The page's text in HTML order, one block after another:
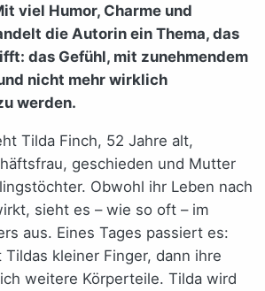
viel Humor, Charme und
die Autorin ein Thema, das
das Gefühl, mit zunehmendem
nicht mehr wirklich
werden.
Tilda Finch, 52 Jahre alt,
geschieden und Mutter
Obwohl ihr Leben nach
sieht es – wie so oft – im
aus. Eines Tages passiert es:
kleiner Finger, dann ihre
weitere Körperteile. Tilda wird